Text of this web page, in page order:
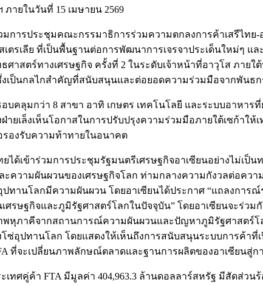
ายในวันที่ 15 เมษายน 2569
มการประชุมคณะกรรมาธิการร่วมความตกลงการค้าเสรีไทย-
เตรเลีย ที่เป็นพื้นฐานต่อการพัฒนาการเจรจาประเด็นใหม่ๆ
ศาสตร์ทางเศรษฐกิจ ครั้งที่ 2 ในระดับเจ้าหน้าที่อาวุโส ภาย
งเป็นกลไกสำคัญที่สนับสนุนและต่อยอดความร่วมมือจากพันธ
คลุมกว่า 8 สาขา อาทิ เกษตร เทคโนโลยี และระบบอาหาร
ายเล็งเห็นโอกาสในการปรับปรุงความร่วมมือภายใต้เซก้า
รองรับความท้าทายในอนาคต
ด้เข้าร่วมการประชุมรัฐมนตรีเศรษฐกิจอาเซียนอย่างไม่เป็
ความผันผวนของเศรษฐกิจโลก ท่ามกลางความกังวลต่อคว
ทานโลกมีความผันผวน โดยอาเซียนได้ประกาศ “แถลงการ
รษฐกิจและภูมิรัฐศาสตร์โลกในปัจจุบัน” โดยอาเซียนจะร่ว
หุภาคีจากสถานการณ์ความผันผวนและปัญหาภูมิรัฐศาสตร์โ
ซ่อุปทานโลก โดยแสดงให้เห็นถึงการสนับสนุนระบบการค้า
ที่จะเปลี่ยนภาพลักษณ์ตลาดและฐานการผลิตของอาเซียน
เทศคู่ค้า FTA มีมูลค่า 404,963.3 ล้านดอลลาร์สหรัฐ มีสัดส่ว